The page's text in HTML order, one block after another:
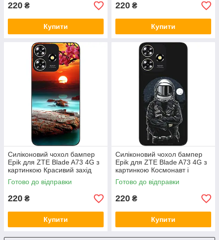
220 ₴
Купити
220 ₴
Купити
Силіконовий чохол бампер
Epik для ZTE Blade A73 4G з
картинкою Красивий захід
Готово до відправки
220 ₴
Купити
Силіконовий чохол бампер
Epik для ZTE Blade A73 4G з
картинкою Космонавт і
місяць
Готово до відправки
220 ₴
Купити